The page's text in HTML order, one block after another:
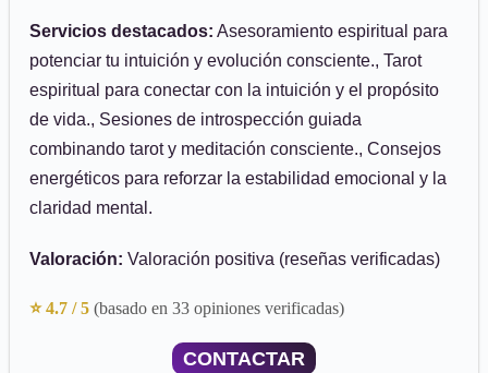
Servicios destacados: Asesoramiento espiritual para
potenciar tu intuición y evolución consciente., Tarot
espiritual para conectar con la intuición y el propósito
de vida., Sesiones de introspección guiada
combinando tarot y meditación consciente., Consejos
energéticos para reforzar la estabilidad emocional y la
claridad mental.
Valoración: Valoración positiva (reseñas verificadas)
⭐ 4.7 / 5 (basado en 33 opiniones verificadas)
CONTACTAR